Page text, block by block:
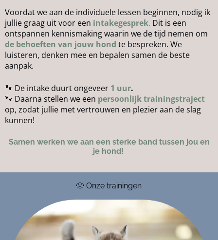
Voordat we aan de individuele lessen beginnen, nodig ik
jullie graag uit voor een intakegesprek. Dit is een
ontspannen kennismaking waarin we de tijd nemen om
de behoeften van jouw hond te bespreken. We
luisteren, denken mee en bepalen samen de beste
aanpak.
🐾 De intake duurt ongeveer 1 uur.
🐾 Daarna stellen we een persoonlijk trainingstraject
op, zodat jullie met vertrouwen en plezier aan de slag
kunnen!
Samen werken we aan een sterke band tussen jou en
je hond!
🐶 Onze trainingen